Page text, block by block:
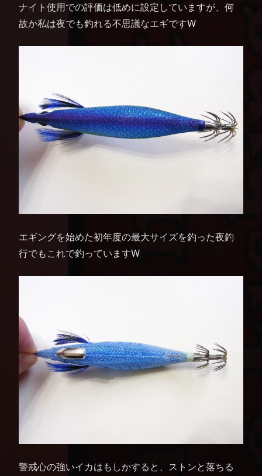
ナイト使用での評価は低めに設定していますが、何
故か私は夜でも釣れる不思議なエギですW
エギングを始めた初年度の最大サイズを釣った夜釣
行でもこれで釣っていますW
警戒心の強いイカはもしかすると、ストンと落ちる